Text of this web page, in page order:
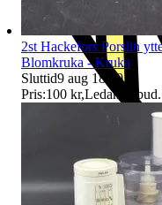
2st Hackefors Porslin
Blomkruka - Kruka
Sluttid9 aug 18:10.
Pris:100 kr,Ledande bud.